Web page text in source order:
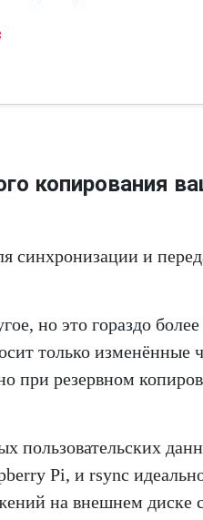
копирования
синхронизации и
но это гораздо более
только изменённые
при резервном
пользовательских
Pi, и rsync
на внешнем диске